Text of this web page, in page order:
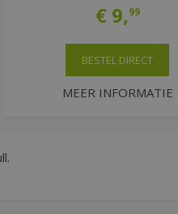
€ 9,99
MEER INFORMATIE
BESTEL DIRECT